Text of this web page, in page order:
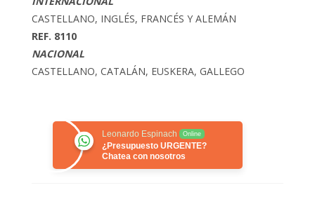
CASTELLANO, INGLÉS, FRANCÉS Y ALEMÁN
REF. 8110
NACIONAL
CASTELLANO, CATALÁN, EUSKERA, GALLEGO
Leonardo Espinach Online
¿Presupuesto URGENTE?
Chatea con nosotros